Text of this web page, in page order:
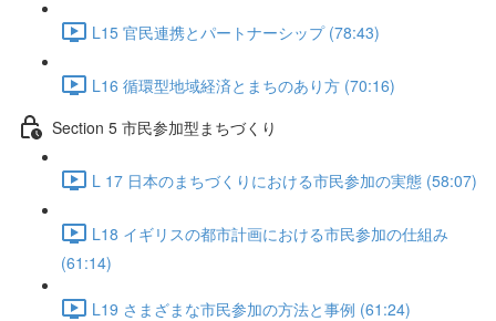
L15 官民連携とパートナーシップ (78:43)
L16 循環型地域経済とまちのあり方 (70:16)
Section 5 市民参加型まちづくり
L 17 日本のまちづくりにおける市民参加の実態 (58:07)
L18 イギリスの都市計画における市民参加の仕組み
(61:14)
L19 さまざまな市民参加の方法と事例 (61:24)